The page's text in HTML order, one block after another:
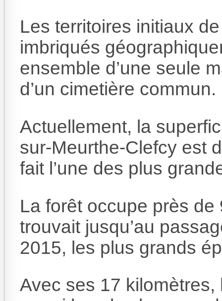
Les territoires initiaux
imbriqués
ensemble d’une seule
d’un cimetière commun.
Actuellement, la
sur-Meurthe-Clefcy est
fait l’une des plus
La forêt occupe près de
trouvait jusqu’au
2015, les plus grands
Avec ses 17